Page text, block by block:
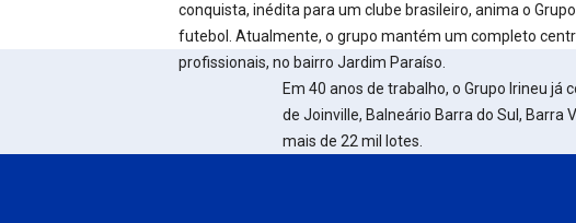
conquista, inédita para um clube brasileiro, anima o
futebol. Atualmente, o grupo mantém um completo
profissionais, no bairro Jardim Paraíso.
Em 40 anos de trabalho, o Grupo Irineu
de Joinville, Balneário Barra do Sul, Barra
mais de 22 mil lotes.